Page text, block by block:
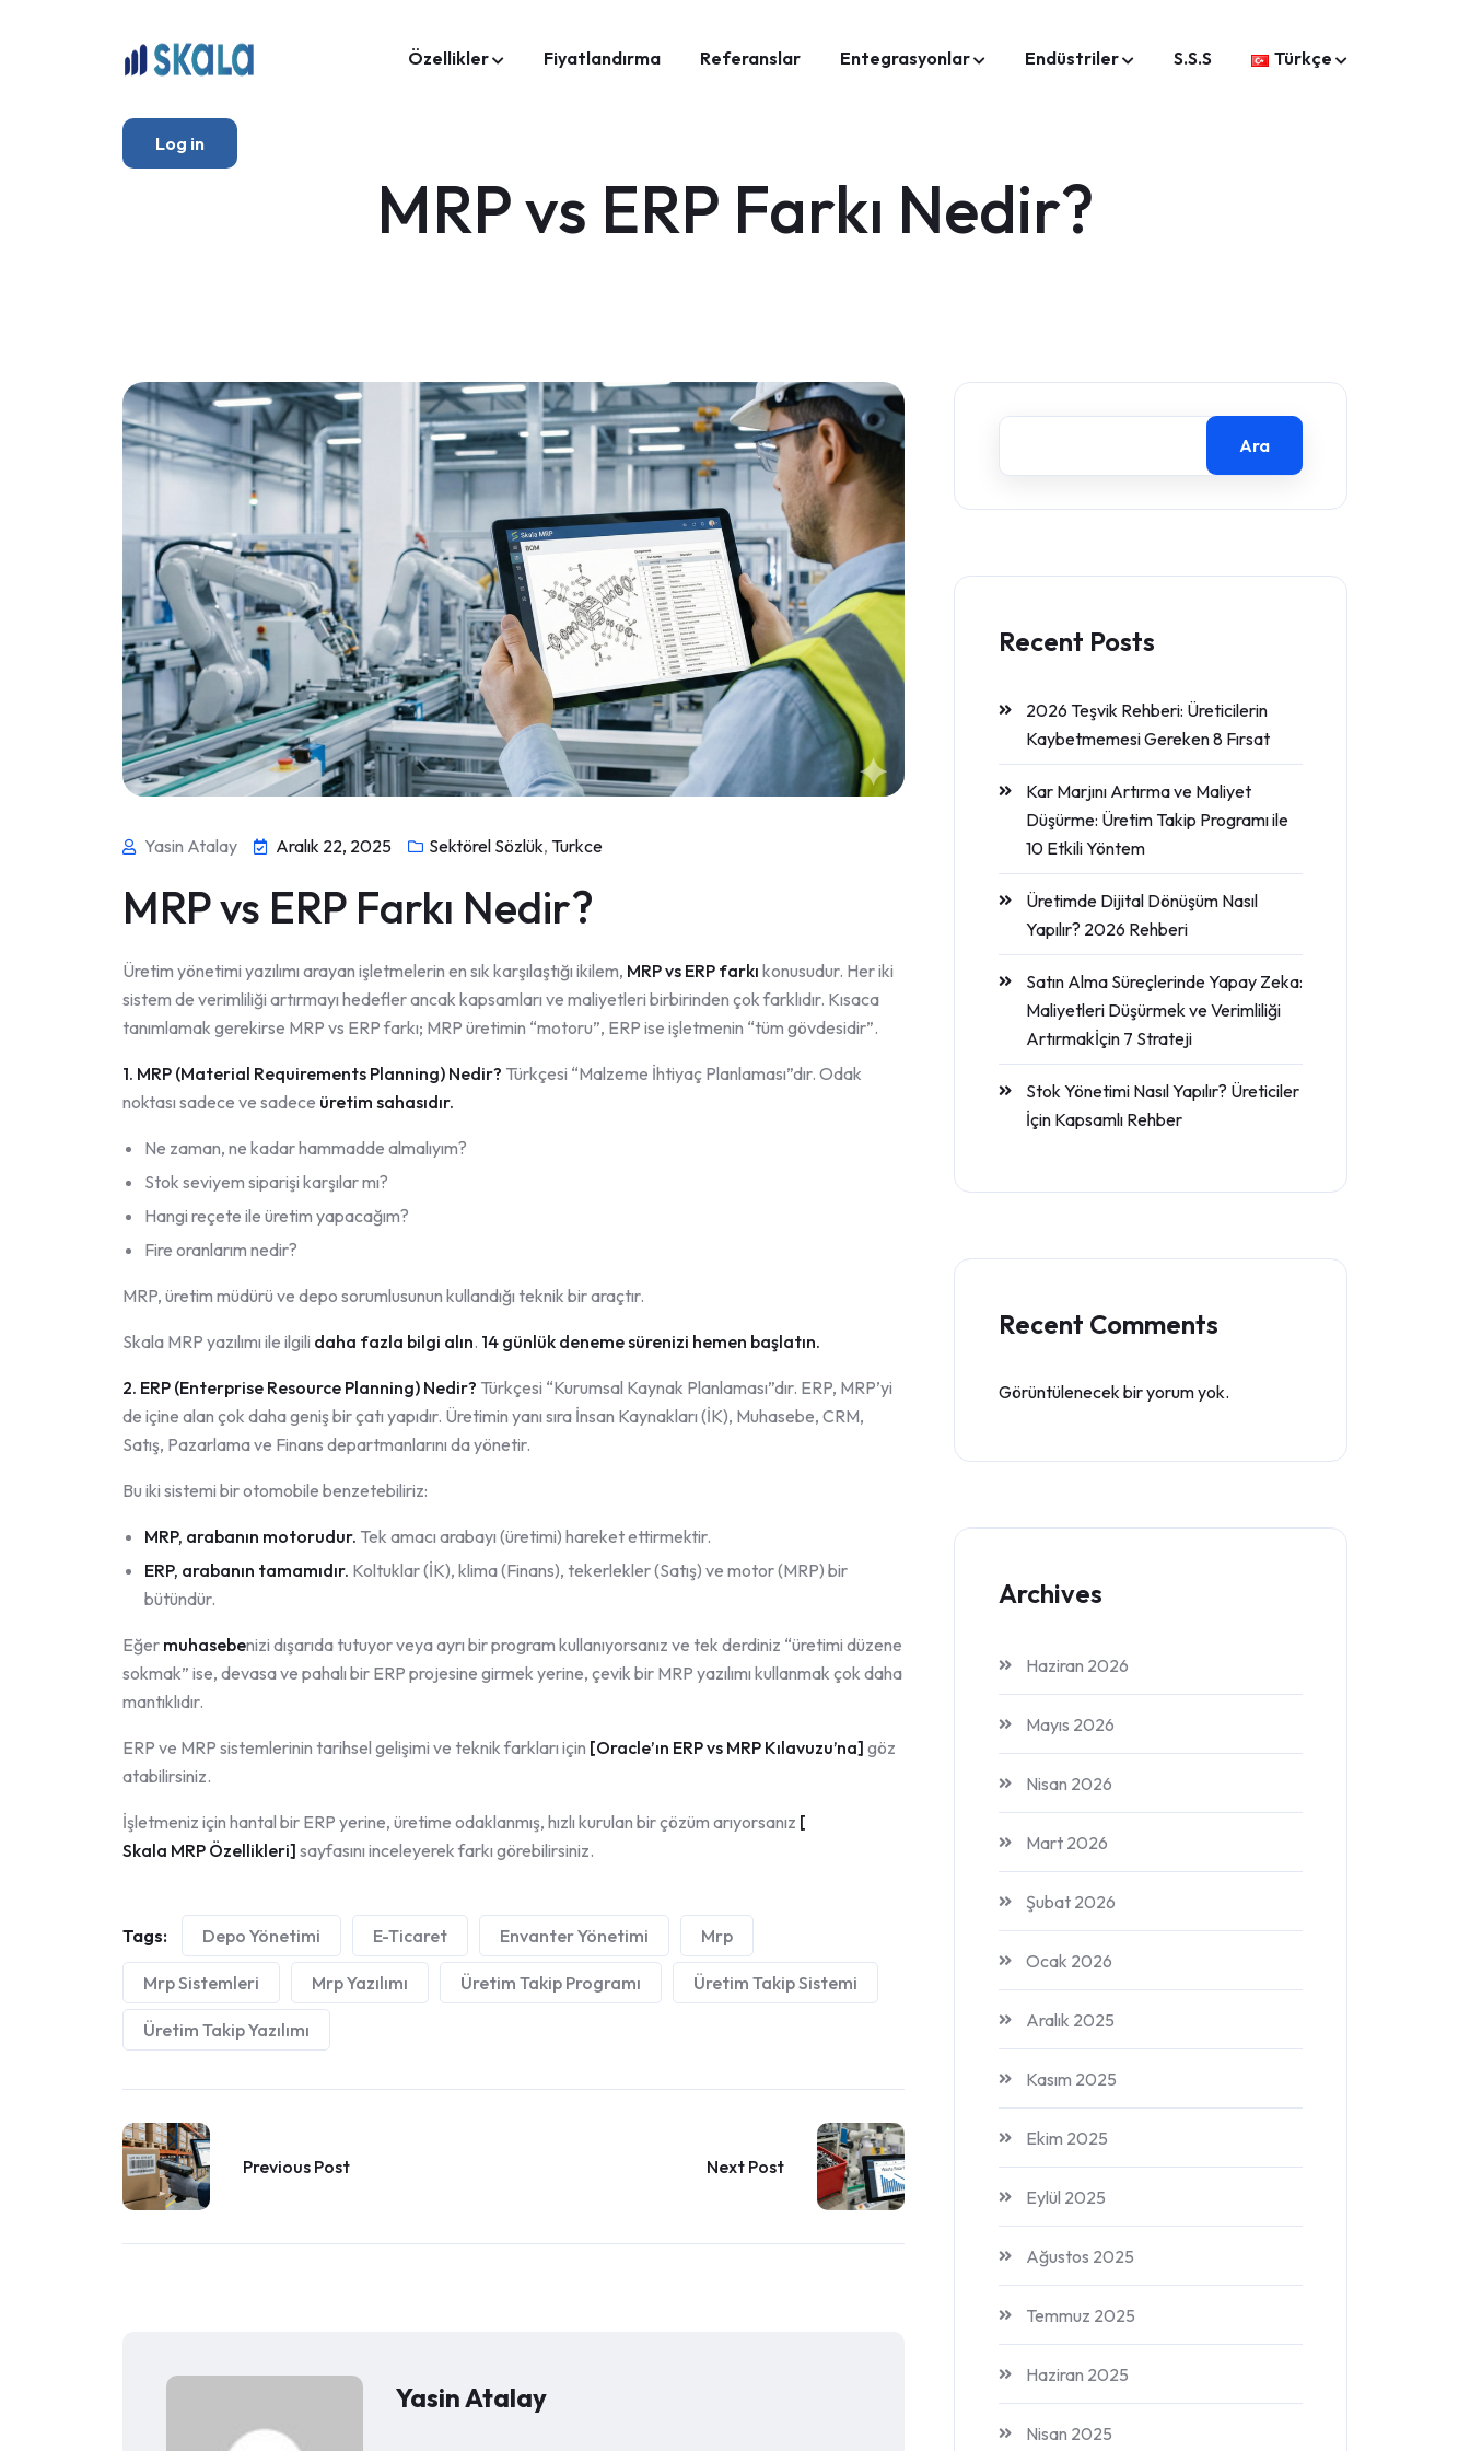
Özellikler Fiyatlandırma Referanslar Entegrasyonlar Endüstriler S.S.S Türkçe
Log in
MRP vs ERP Farkı Nedir?
Yasin Atalay Aralık 22, 2025 Sektörel Sözlük, Turkce
MRP vs ERP Farkı Nedir?
Üretim yönetimi yazılımı arayan işletmelerin en sık karşılaştığı ikilem, MRP vs ERP farkı konusudur. Her iki
sistem de verimliliği artırmayı hedefler ancak kapsamları ve maliyetleri birbirinden çok farklıdır. Kısaca
tanımlamak gerekirse MRP vs ERP farkı; MRP üretimin “motoru”, ERP ise işletmenin “tüm gövdesidir”.
1. MRP (Material Requirements Planning) Nedir? Türkçesi “Malzeme İhtiyaç Planlaması”dır. Odak
noktası sadece ve sadece üretim sahasıdır.
Ne zaman, ne kadar hammadde almalıyım?
Stok seviyem siparişi karşılar mı?
Hangi reçete ile üretim yapacağım?
Fire oranlarım nedir?
MRP, üretim müdürü ve depo sorumlusunun kullandığı teknik bir araçtır.
Skala MRP yazılımı ile ilgili daha fazla bilgi alın. 14 günlük deneme sürenizi hemen başlatın.
2. ERP (Enterprise Resource Planning) Nedir? Türkçesi “Kurumsal Kaynak Planlaması”dır. ERP, MRP’yi
de içine alan çok daha geniş bir çatı yapıdır. Üretimin yanı sıra İnsan Kaynakları (İK), Muhasebe, CRM,
Satış, Pazarlama ve Finans departmanlarını da yönetir.
Bu iki sistemi bir otomobile benzetebiliriz:
MRP, arabanın motorudur. Tek amacı arabayı (üretimi) hareket ettirmektir.
ERP, arabanın tamamıdır. Koltuklar (İK), klima (Finans), tekerlekler (Satış) ve motor (MRP) bir
bütündür.
Eğer muhasebenizi dışarıda tutuyor veya ayrı bir program kullanıyorsanız ve tek derdiniz “üretimi düzene
sokmak” ise, devasa ve pahalı bir ERP projesine girmek yerine, çevik bir MRP yazılımı kullanmak çok daha
mantıklıdır.
ERP ve MRP sistemlerinin tarihsel gelişimi ve teknik farkları için [Oracle’ın ERP vs MRP Kılavuzu’na] göz
atabilirsiniz.
İşletmeniz için hantal bir ERP yerine, üretime odaklanmış, hızlı kurulan bir çözüm arıyorsanız [
Skala MRP Özellikleri] sayfasını inceleyerek farkı görebilirsiniz.
Tags: Depo Yönetimi E-Ticaret Envanter Yönetimi Mrp
Mrp Sistemleri Mrp Yazılımı Üretim Takip Programı Üretim Takip Sistemi
Üretim Takip Yazılımı
Previous Post Next Post
Yasin Atalay
Ara
Recent Posts
2026 Teşvik Rehberi: Üreticilerin
Kaybetmemesi Gereken 8 Fırsat
Kar Marjını Artırma ve Maliyet
Düşürme: Üretim Takip Programı ile
10 Etkili Yöntem
Üretimde Dijital Dönüşüm Nasıl
Yapılır? 2026 Rehberi
Satın Alma Süreçlerinde Yapay Zeka:
Maliyetleri Düşürmek ve Verimliliği
Artırmakİçin 7 Strateji
Stok Yönetimi Nasıl Yapılır? Üreticiler
İçin Kapsamlı Rehber
Recent Comments
Görüntülenecek bir yorum yok.
Archives
Haziran 2026
Mayıs 2026
Nisan 2026
Mart 2026
Şubat 2026
Ocak 2026
Aralık 2025
Kasım 2025
Ekim 2025
Eylül 2025
Ağustos 2025
Temmuz 2025
Haziran 2025
Nisan 2025